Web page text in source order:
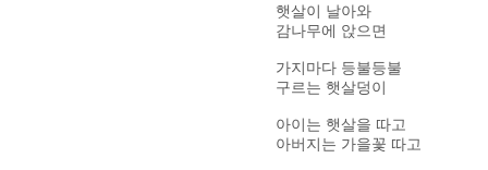
햇살이 날아와
감나무에 앉으면
가지마다 등불등불
구르는 햇살덩이
아이는 햇살을 따고
아버지는 가을꽃 따고